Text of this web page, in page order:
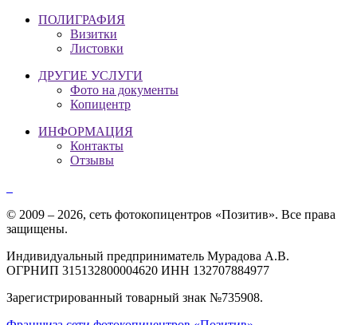
ПОЛИГРАФИЯ
Визитки
Листовки
ДРУГИЕ УСЛУГИ
Фото на документы
Копицентр
ИНФОРМАЦИЯ
Контакты
Отзывы
© 2009 – 2026, сеть фотокопицентров «Позитив». Все права
защищены.
Индивидуальный предприниматель Мурадова А.В.
ОГРНИП 315132800004620 ИНН 132707884977
Зарегистрированный товарный знак №735908.